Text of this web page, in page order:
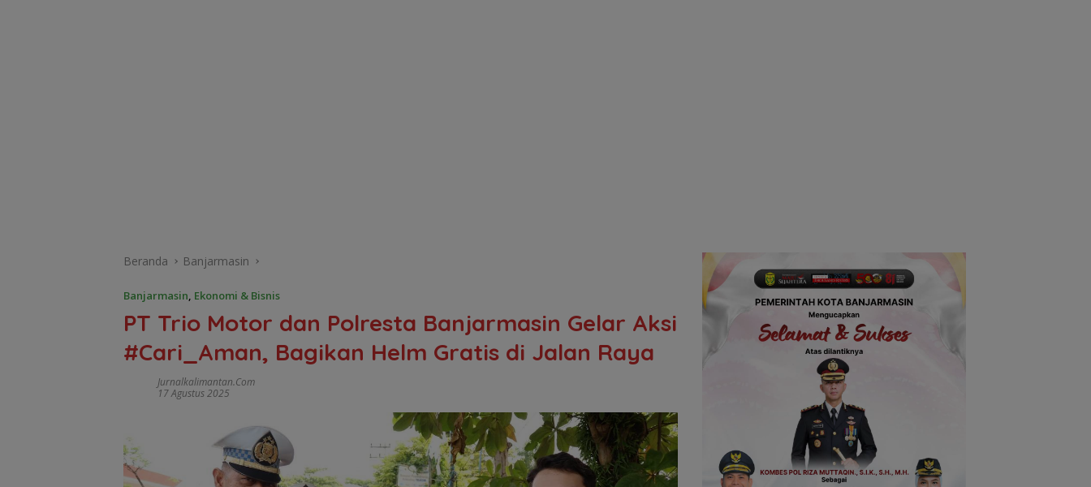
Beranda Banjarmasin
Banjarmasin, Ekonomi & Bisnis
PT Trio Motor dan Polresta Banjarmasin Gelar Aksi
#Cari_Aman, Bagikan Helm Gratis di Jalan Raya
Jurnalkalimantan.com
17 Agustus 2025